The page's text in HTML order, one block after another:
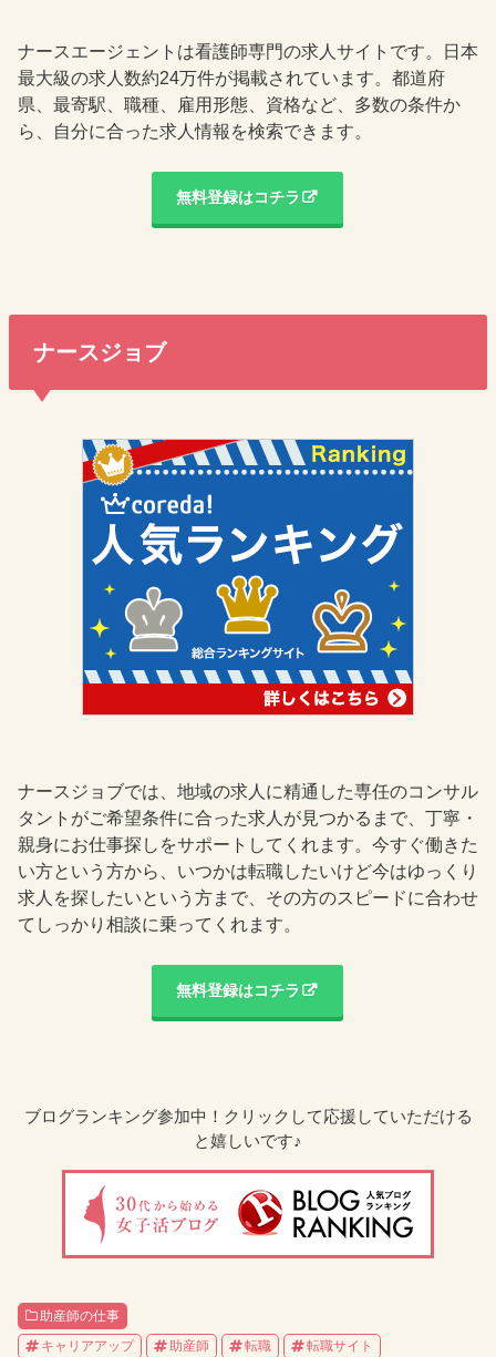
ナースエージェントは看護師専門の求人サイトです。日本
最大級の求人数約24万件が掲載されています。都道府
県、最寄駅、職種、雇用形態、資格など、多数の条件か
ら、自分に合った求人情報を検索できます。
無料登録はコチラ
ナースジョブ
ナースジョブでは、地域の求人に精通した専任のコンサル
タントがご希望条件に合った求人が見つかるまで、丁寧・
親身にお仕事探しをサポートしてくれます。今すぐ働きた
い方という方から、いつかは転職したいけど今はゆっくり
求人を探したいという方まで、その方のスピードに合わせ
てしっかり相談に乗ってくれます。
無料登録はコチラ
ブログランキング参加中！クリックして応援していただける
と嬉しいです♪
助産師の仕事
キャリアアップ
助産師 転職 転職サイト